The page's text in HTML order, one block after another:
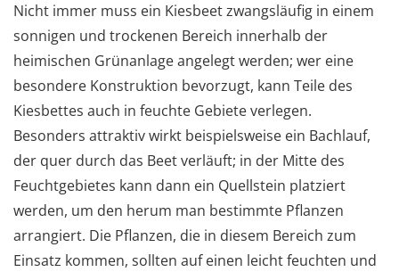
Nicht immer muss ein Kiesbeet zwangsläufig in einem
sonnigen und trockenen Bereich innerhalb der
heimischen Grünanlage angelegt werden; wer eine
besondere Konstruktion bevorzugt, kann Teile des
Kiesbettes auch in feuchte Gebiete verlegen.
Besonders attraktiv wirkt beispielsweise ein Bachlauf,
der quer durch das Beet verläuft; in der Mitte des
Feuchtgebietes kann dann ein Quellstein platziert
werden, um den herum man bestimmte Pflanzen
arrangiert. Die Pflanzen, die in diesem Bereich zum
Einsatz kommen, sollten auf einen leicht feuchten und